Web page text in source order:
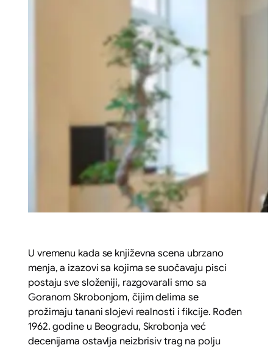
U vremenu kada se književna scena ubrzano
menja, a izazovi sa kojima se suočavaju pisci
postaju sve složeniji, razgovarali smo sa
Goranom Skrobonjom, čijim delima se
prožimaju tanani slojevi realnosti i fikcije. Rođen
1962. godine u Beogradu, Skrobonja već
decenijama ostavlja neizbrisiv trag na polju